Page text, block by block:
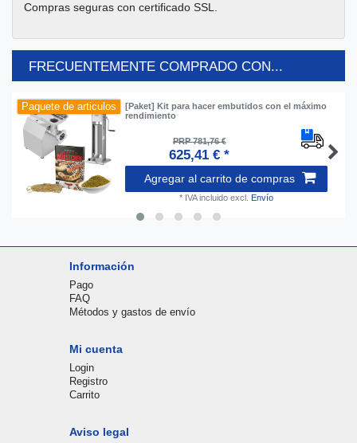
Compras seguras con certificado SSL.
FRECUENTEMENTE COMPRADO CON...
Paquete de articulos
[Paket] Kit para hacer embutidos con el máximo
rendimiento
PRP 781,76 €
625,41 € *
Agregar al carrito de compras
* IVA incluido excl. Envío
Información
Pago
FAQ
Métodos y gastos de envío
Mi cuenta
Login
Registro
Carrito
Aviso legal